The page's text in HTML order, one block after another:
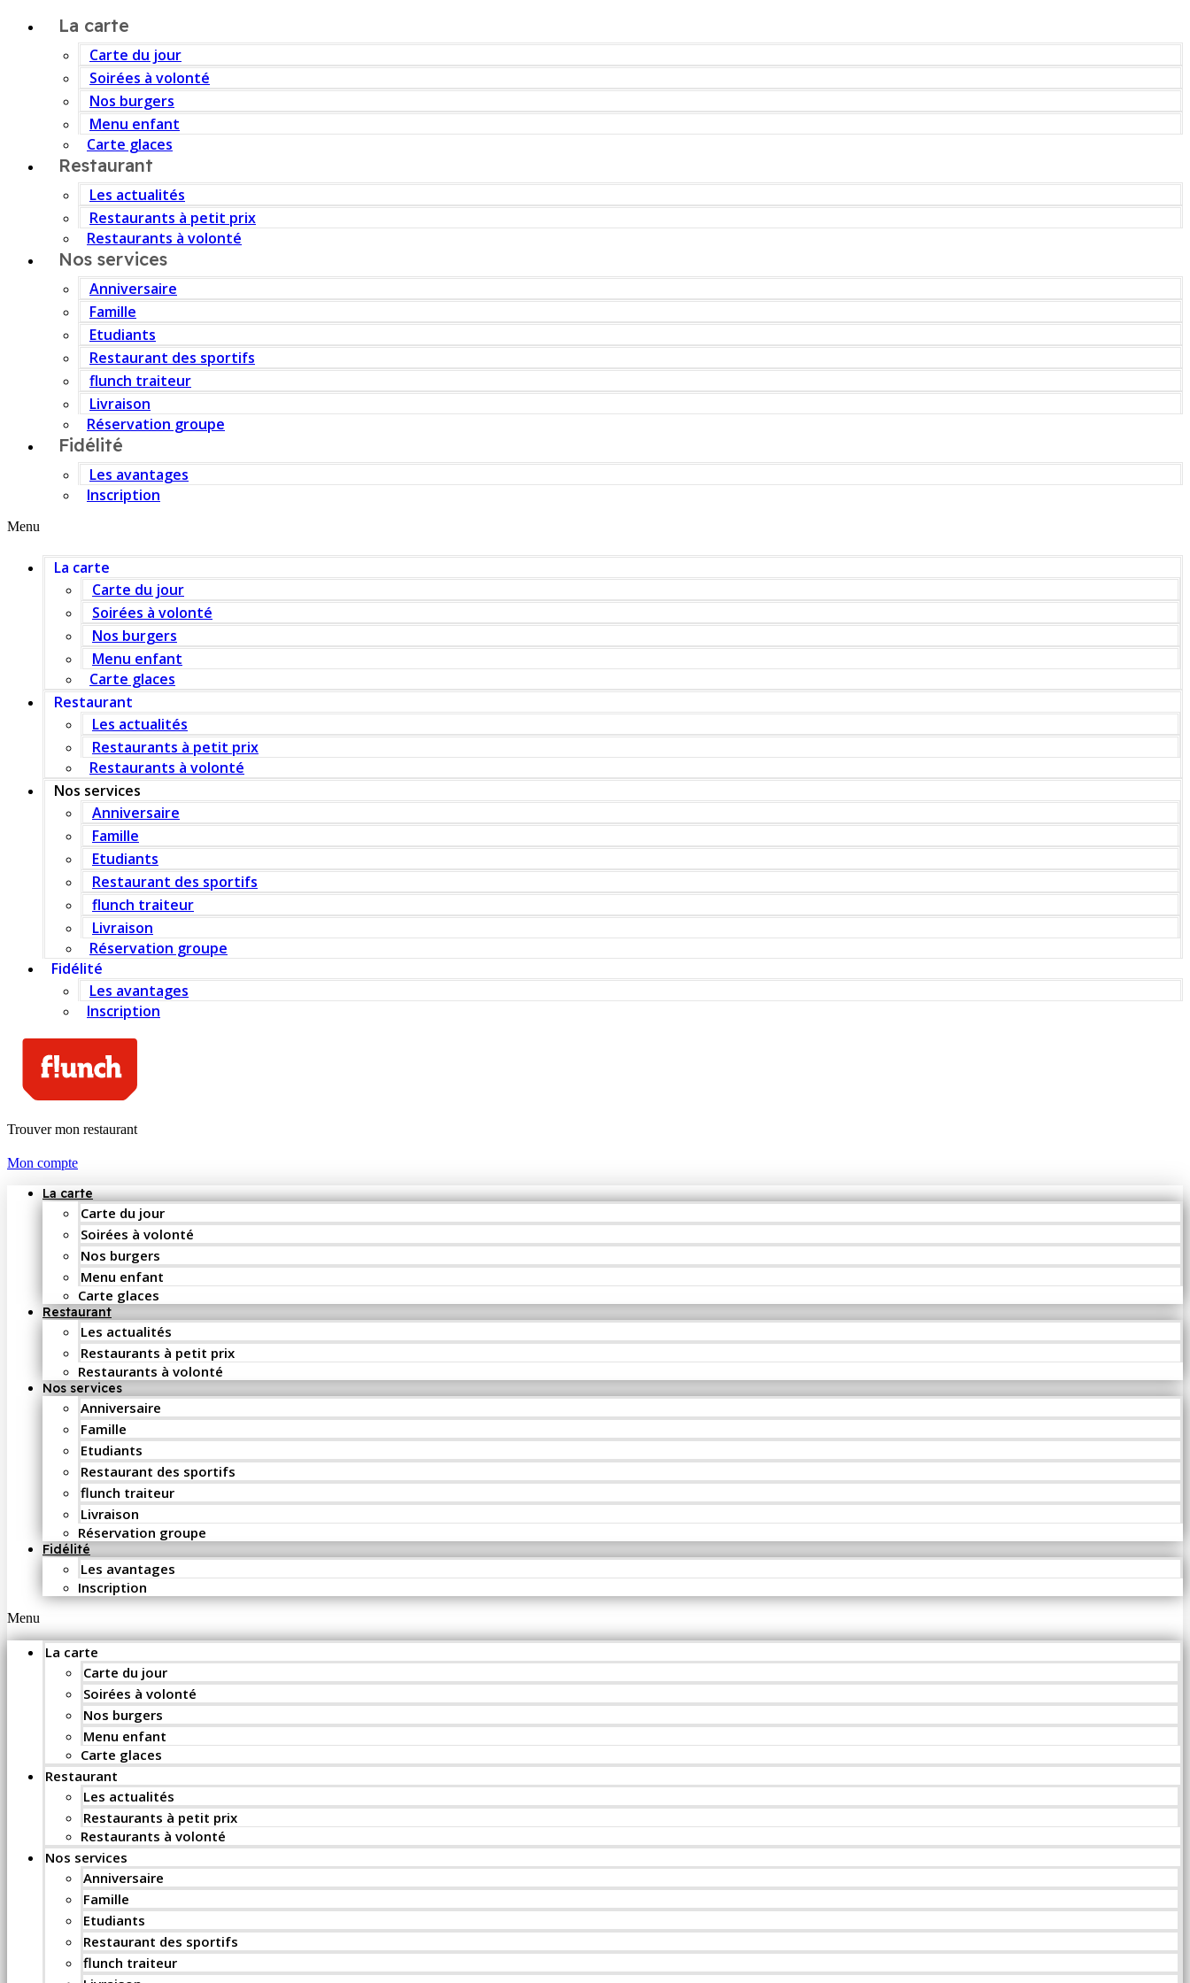
La carte
Carte du jour
Soirées à volonté
Nos burgers
Menu enfant
Carte glaces
Restaurant
Les actualités
Restaurants à petit prix
Restaurants à volonté
Nos services
Anniversaire
Famille
Etudiants
Restaurant des sportifs
flunch traiteur
Livraison
Réservation groupe
Fidélité
Les avantages
Inscription
Menu
La carte
Carte du jour
Soirées à volonté
Nos burgers
Menu enfant
Carte glaces
Restaurant
Les actualités
Restaurants à petit prix
Restaurants à volonté
Nos services
Anniversaire
Famille
Etudiants
Restaurant des sportifs
flunch traiteur
Livraison
Réservation groupe
Fidélité
Les avantages
Inscription
Trouver mon restaurant
Mon compte
La carte
Carte du jour
Soirées à volonté
Nos burgers
Menu enfant
Carte glaces
Restaurant
Les actualités
Restaurants à petit prix
Restaurants à volonté
Nos services
Anniversaire
Famille
Etudiants
Restaurant des sportifs
flunch traiteur
Livraison
Réservation groupe
Fidélité
Les avantages
Inscription
Menu
La carte
Carte du jour
Soirées à volonté
Nos burgers
Menu enfant
Carte glaces
Restaurant
Les actualités
Restaurants à petit prix
Restaurants à volonté
Nos services
Anniversaire
Famille
Etudiants
Restaurant des sportifs
flunch traiteur